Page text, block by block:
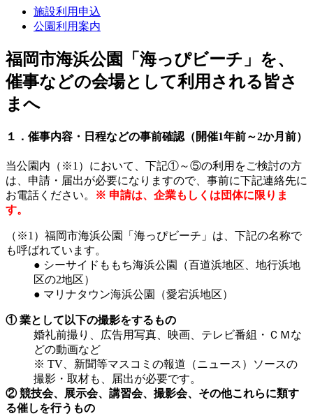
施設利用申込
公園利用案内
福岡市海浜公園「海っぴビーチ」を、
催事などの会場として利用される皆さ
まへ
１．催事内容・日程などの事前確認（開催1年前～2か月前）
当公園内（※1）において、下記①～⑤の利用をご検討の方
は、申請・届出が必要になりますので、事前に下記連絡先に
お電話ください。
※ 申請は、企業もしくは団体に限りま
す。
（※1）福岡市海浜公園「海っぴビーチ」は、下記の名称で
も呼ばれています。
● シーサイドももち海浜公園（百道浜地区、地行浜地
区の2地区）
● マリナタウン海浜公園（愛宕浜地区）
① 業として以下の撮影をするもの
婚礼前撮り、広告用写真、映画、テレビ番組・ＣＭな
どの動画など
※ TV、新聞等マスコミの報道（ニュース）ソースの
撮影・取材も、届出が必要です。
② 競技会、展示会、講習会、撮影会、その他これらに類す
る催しを行うもの